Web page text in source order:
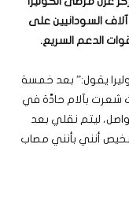
آلاف السودانيين على
الدعم السريع.
يقول:” بعد خمسة
شعرت بآلام حادَّة في
ليتم نقلي بعد
أنني بأنني مصاب